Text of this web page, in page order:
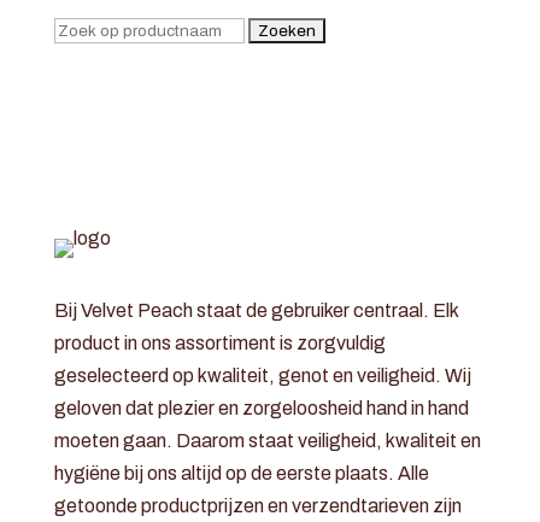
Zoek
Bij Velvet Peach staat de gebruiker centraal. Elk
product in ons assortiment is zorgvuldig
geselecteerd op kwaliteit, genot en veiligheid. Wij
geloven dat plezier en zorgeloosheid hand in hand
moeten gaan. Daarom staat veiligheid, kwaliteit en
hygiëne bij ons altijd op de eerste plaats. Alle
getoonde productprijzen en verzendtarieven zijn